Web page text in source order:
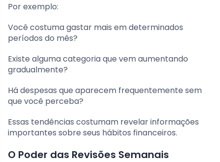
Por exemplo:
Você costuma gastar mais em determinados
períodos do mês?
Existe alguma categoria que vem aumentando
gradualmente?
Há despesas que aparecem frequentemente sem
que você perceba?
Essas tendências costumam revelar informações
importantes sobre seus hábitos financeiros.
O Poder das Revisões Semanais